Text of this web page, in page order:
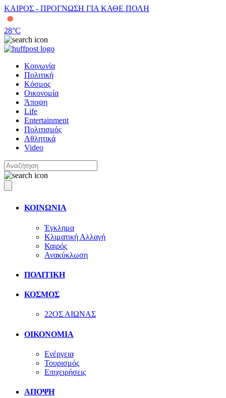
ΚΑΙΡΟΣ - ΠΡΟΓΝΩΣΗ ΓΙΑ ΚΑΘΕ ΠΟΛΗ
28°C
Κοινωνία
Πολιτική
Κόσμος
Οικονομία
Άποψη
Life
Entertainment
Πολιτισμός
Αθλητικά
Video
ΚΟΙΝΩΝΙΑ
Έγκλημα
Κλιματική Αλλαγή
Καιρός
Ανακύκλωση
ΠΟΛΙΤΙΚΗ
ΚΟΣΜΟΣ
22ΟΣ ΑΙΩΝΑΣ
ΟΙΚΟΝΟΜΙΑ
Ενέργεια
Τουρισμός
Επιχειρήσεις
ΑΠΟΨΗ